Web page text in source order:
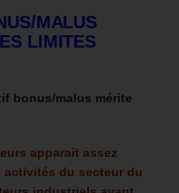
MALUS
LIMITES
bonus/malus mérite
apparait assez
du secteur du